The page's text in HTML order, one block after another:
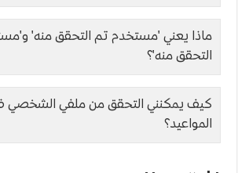
ماذا يعني 'مستخدم تم التحقق منه'
التحقق منه'؟
كيف يمكنني التحقق من ملفي الشخصي
المواعيد؟